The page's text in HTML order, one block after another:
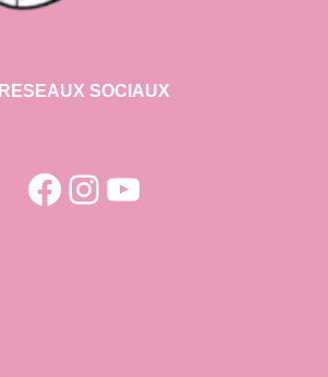
RESEAUX SOCIAUX
Facebook
Instagram
YouTube